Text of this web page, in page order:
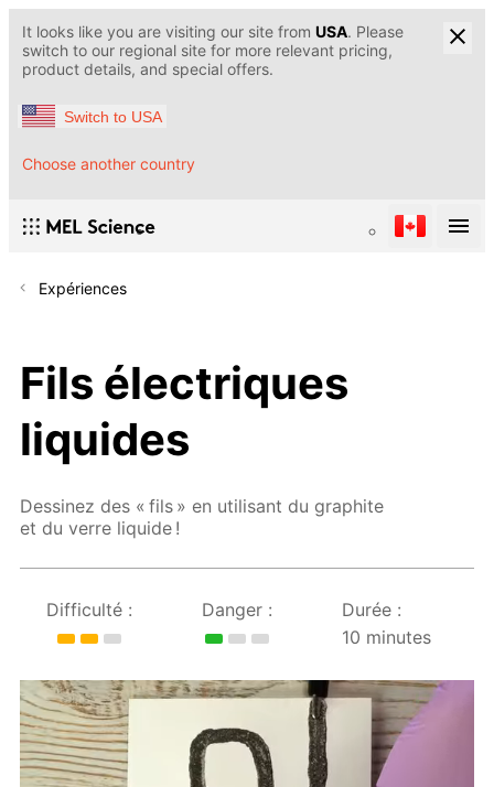
It looks like you are visiting our site from USA. Please
switch to our regional site for more relevant pricing,
product details, and special offers.
Switch to USA
Choose another country
Expériences
Fils électriques
liquides
Dessinez des « fils » en utilisant du graphite
et du verre liquide !
Difficulté : Danger :
Durée :
10 minutes